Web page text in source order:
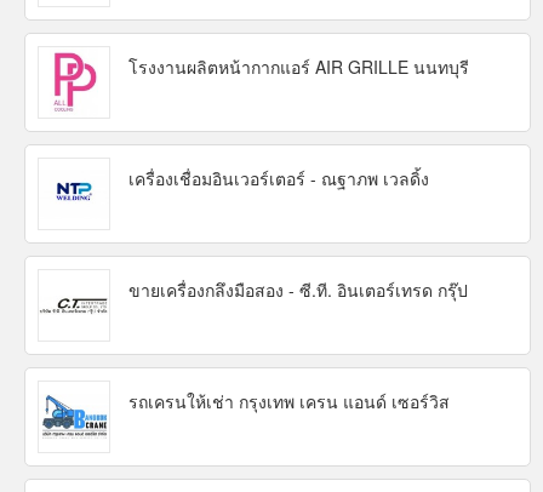
โรงงานผลิตหน้ากากแอร์ AIR GRILLE นนทบุรี
เครื่องเชื่อมอินเวอร์เตอร์ - ณฐาภพ เวลดิ้ง
ขายเครื่องกลึงมือสอง - ซี.ที. อินเตอร์เทรด กรุ๊ป
รถเครนให้เช่า กรุงเทพ เครน แอนด์ เซอร์วิส